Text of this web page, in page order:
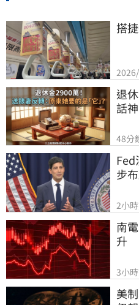
搭
退
話
48分
Fed
步
2小
南
升
3小
美